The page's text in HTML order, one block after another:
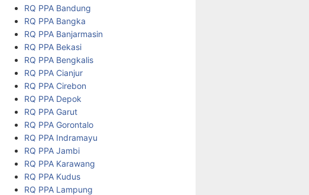
RQ PPA Bandung
RQ PPA Bangka
RQ PPA Banjarmasin
RQ PPA Bekasi
RQ PPA Bengkalis
RQ PPA Cianjur
RQ PPA Cirebon
RQ PPA Depok
RQ PPA Garut
RQ PPA Gorontalo
RQ PPA Indramayu
RQ PPA Jambi
RQ PPA Karawang
RQ PPA Kudus
RQ PPA Lampung